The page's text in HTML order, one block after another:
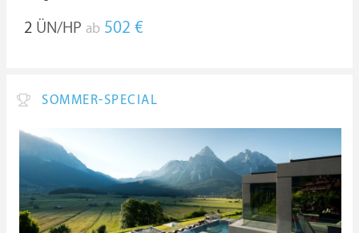
2 ÜN/HP ab 502 €
SOMMER-SPECIAL